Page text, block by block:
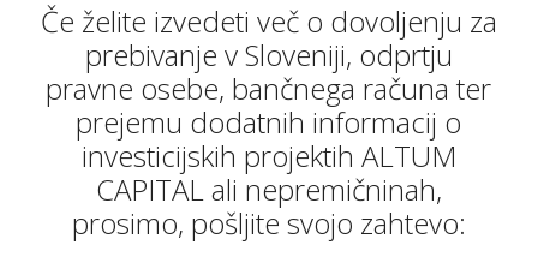
Če želite izvedeti več o dovoljenju za
prebivanje v Sloveniji, odprtju
pravne osebe, bančnega računa ter
prejemu dodatnih informacij o
investicijskih projektih ALTUM
CAPITAL ali nepremičninah,
prosimo, pošljite svojo zahtevo: